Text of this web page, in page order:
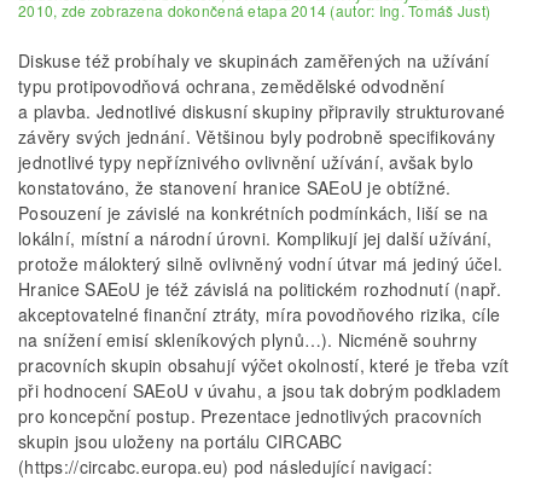
2010, zde zobrazena dokončená etapa 2014 (autor: Ing. Tomáš Just)
Diskuse též probíhaly ve skupinách zaměřených na užívání
typu protipovodňová ochrana, zemědělské odvodnění
a plavba. Jednotlivé diskusní skupiny připravily strukturované
závěry svých jednání. Většinou byly podrobně specifikovány
jednotlivé typy nepříznivého ovlivnění užívání, avšak bylo
konstatováno, že stanovení hranice SAEoU je obtížné.
Posouzení je závislé na konkrétních podmínkách, liší se na
lokální, místní a národní úrovni. Komplikují jej další užívání,
protože málokterý silně ovlivněný vodní útvar má jediný účel.
Hranice SAEoU je též závislá na politickém rozhodnutí (např.
akceptovatelné finanční ztráty, míra povodňového rizika, cíle
na snížení emisí skleníkových plynů…). Nicméně souhrny
pracovních skupin obsahují výčet okolností, které je třeba vzít
při hodnocení SAEoU v úvahu, a jsou tak dobrým podkladem
pro koncepční postup. Prezentace jednotlivých pracovních
skupin jsou uloženy na portálu CIRCABC
(https://circabc.europa.eu) pod následující navigací: